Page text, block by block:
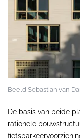
Beeld Sebastian van
De basis van beide
rationele